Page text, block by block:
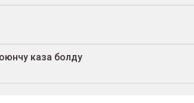
каза болду